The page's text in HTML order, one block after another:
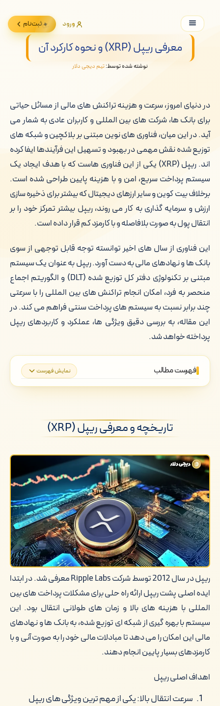
ورود ثبت‌نام
معرفی ریپل (XRP) و نحوه کارکرد آن
نوشته شده توسط:تیم دیجی دلار
در دنیای امروز، سرعت و هزینه تراکنش های مالی از مسائل حیاتی
برای بانک ها، شرکت های بین المللی و کاربران عادی به شمار می
آید. در این میان، فناوری های نوین مبتنی بر بلاکچین و شبکه های
توزیع شده نقش مهمی در بهبود و تسهیل این فرآیندها ایفا کرده
اند. ریپل (XRP) یکی از این فناوری هاست که با هدف ایجاد یک
سیستم پرداخت سریع، امن و با هزینه پایین طراحی شده است.
برخلاف بیت کوین و سایر ارزهای دیجیتال که بیشتر برای ذخیره سازی
ارزش و سرمایه گذاری به کار می روند، ریپل بیشتر تمرکز خود را بر
انتقال پول به صورت بلافاصله و با کارمزد کم قرار داده است.
این فناوری از سال های اخیر توانسته توجه قابل توجهی از سوی
بانک ها و نهادهای مالی به دست آورد. ریپل به عنوان یک سیستم
مبتنی بر تکنولوژی دفتر کل توزیع شده (DLT) و الگوریتم اجماع
منحصر به فرد، امکان انجام تراکنش های بین المللی را با سرعتی
چند برابر نسبت به سیستم های پرداخت سنتی فراهم می کند. در
این مقاله، به بررسی دقیق ویژگی ها، عملکرد و کاربردهای ریپل
پرداخته خواهد شد.
فهرست مطالب نمایش فهرست
تاریخچه و معرفی ریپل (XRP)
مزایای استفاده از ریپل در سیستم های
پرداخت بین المللی
چالش ها و محدودیت های استفاده از
ریپل
کلام آخر
تاریخچه و معرفی ریپل (XRP)
ریپل در سال 2012 توسط شرکت Ripple Labs معرفی شد. در ابتدا
ایده اصلی پشت ریپل ارائه راه حلی برای مشکلات پرداخت های بین
المللی با هزینه های بالا و زمان های طولانی انتقال بود. این
سیستم با بهره گیری از شبکه ای توزیع شده، به بانک ها و نهادهای
مالی این امکان را می دهد تا مبادلات مالی خود را به صورت آنی و با
کارمزدهای بسیار پایین انجام دهند.
اهداف اصلی ریپل
سرعت انتقال بالا: یکی از مهم ترین ویژگی های ریپل